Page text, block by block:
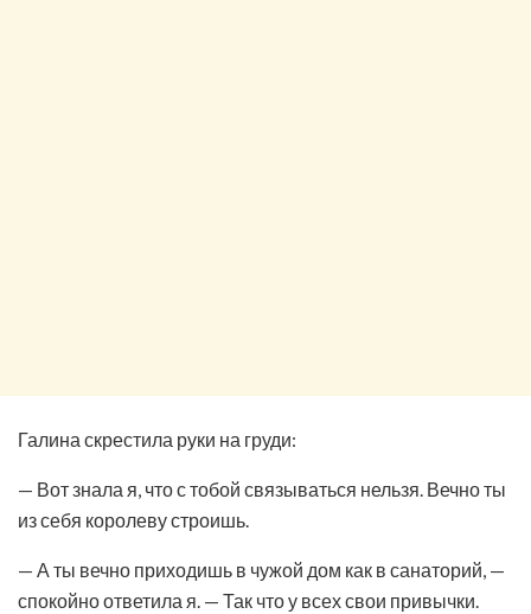
Галина скрестила руки на груди:
— Вот знала я, что с тобой связываться нельзя. Вечно ты
из себя королеву строишь.
— А ты вечно приходишь в чужой дом как в санаторий, —
спокойно ответила я. — Так что у всех свои привычки.